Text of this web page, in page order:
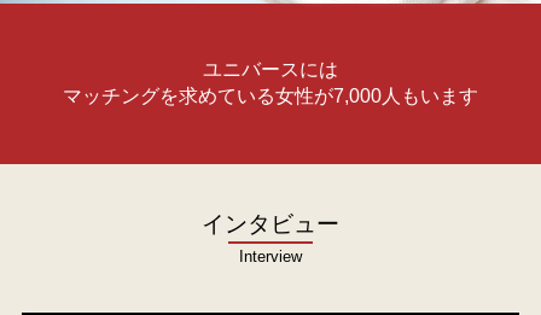
ユニバースには
マッチングを求めている女性が7,000人もいます
インタビュー
Interview